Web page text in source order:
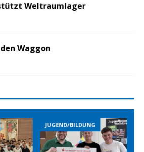
Weltraumlager
Waggon
BILDUNG JUGEND/BILDUNG